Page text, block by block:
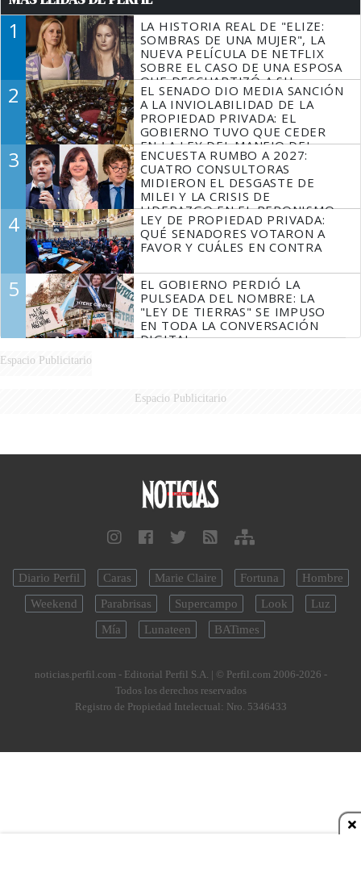
1
LA HISTORIA REAL DE "ELIZE:
SOMBRAS DE UNA MUJER", LA
NUEVA PELÍCULA DE NETFLIX
SOBRE EL CASO DE UNA ESPOSA
QUE DESCUARTIZÓ A SU
MARIDO
2
EL SENADO DIO MEDIA SANCIÓN
A LA INVIOLABILIDAD DE LA
PROPIEDAD PRIVADA: EL
GOBIERNO TUVO QUE CEDER
EN LA LEY DEL MANEJO DEL
FUEGO
3
ENCUESTA RUMBO A 2027:
CUATRO CONSULTORAS
MIDIERON EL DESGASTE DE
MILEI Y LA CRISIS DE
LIDERAZGO EN EL PERONISMO
4
LEY DE PROPIEDAD PRIVADA:
QUÉ SENADORES VOTARON A
FAVOR Y CUÁLES EN CONTRA
5
EL GOBIERNO PERDIÓ LA
PULSEADA DEL NOMBRE: LA
"LEY DE TIERRAS" SE IMPUSO
EN TODA LA CONVERSACIÓN
DIGITAL
Espacio Publicitario
Espacio Publicitario
Diario Perfil Caras Marie Claire Fortuna
Hombre
Weekend
Parabrisas Supercampo Look
Luz
Mía
Lunateen BATimes
noticias.perfil.com - Editorial Perfil S.A. | © Perfil.com 2006-2026 -
Todos los derechos reservados
Registro de Propiedad Intelectual: Nro. 5346433